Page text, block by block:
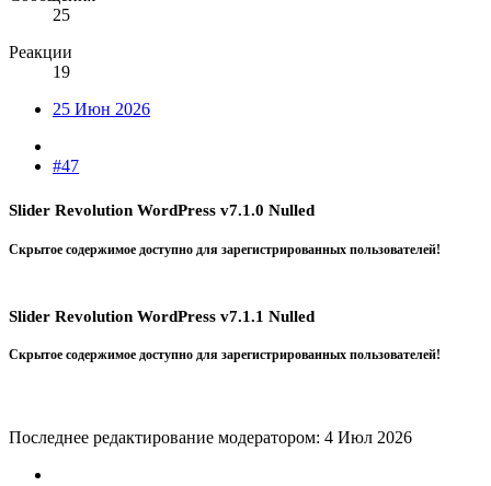
25
Реакции
19
25 Июн 2026
#47
Slider Revolution WordPress v7.1.0 Nulled
Скрытое содержимое доступно для зарегистрированных пользователей!
Slider Revolution WordPress v7.1.1 Nulled
Скрытое содержимое доступно для зарегистрированных пользователей!
Последнее редактирование модератором: 4 Июл 2026